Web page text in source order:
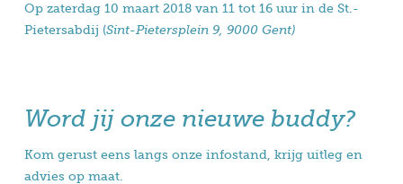
Op zaterdag 10 maart 2018 van 11 tot 16 uur in de St.-
Pietersabdij (Sint-Pietersplein 9, 9000 Gent)
Word jij onze nieuwe buddy?
Kom gerust eens langs onze infostand, krijg uitleg en
advies op maat.